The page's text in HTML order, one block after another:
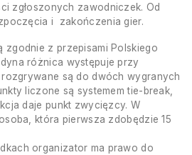
zgłoszonych zawodniczek. Od
i zakończenia gier.
zgodnie z przepisami Polskiego
różnica występuje przy
są do dwóch wygranych
liczone są systemem tie-break,
daje punkt zwycięzcy. W
która pierwsza zdobędzie 15
organizator ma prawo do